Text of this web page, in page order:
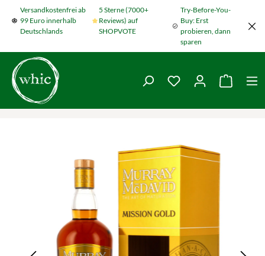
Zum Hauptinhalt springen
Versandkostenfrei ab
99 Euro innerhalb
Deutschlands
5 Sterne (7000+
Reviews) auf
SHOPVOTE
Try-Before-You-
Buy: Erst
probieren, dann
sparen
Du hast 0
Bildergalerie überspringen